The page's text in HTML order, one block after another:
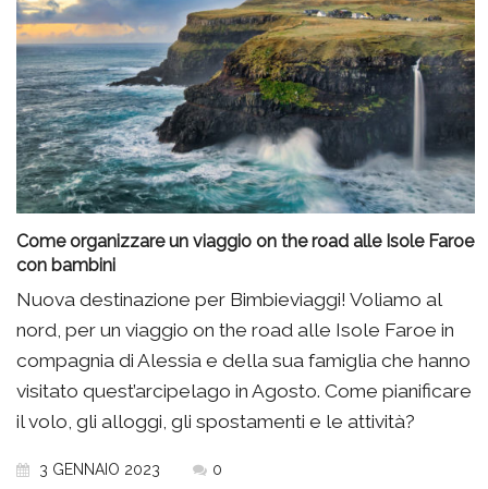
Come organizzare un viaggio on the road alle Isole Faroe
con bambini
Nuova destinazione per Bimbieviaggi! Voliamo al
nord, per un viaggio on the road alle Isole Faroe in
compagnia di Alessia e della sua famiglia che hanno
visitato quest’arcipelago in Agosto. Come pianificare
il volo, gli alloggi, gli spostamenti e le attività?
3 GENNAIO 2023 0